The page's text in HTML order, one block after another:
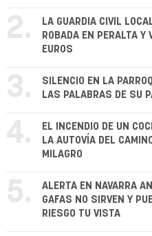
2.
LA GUARDIA CIVIL
ROBADA EN PERALTA
EUROS
3.
SILENCIO EN LA
LAS PALABRAS DE SU
4.
EL INCENDIO DE UN
LA AUTOVÍA DEL
MILAGRO
5.
ALERTA EN NAVARRA
GAFAS NO SIRVEN Y
RIESGO TU VISTA